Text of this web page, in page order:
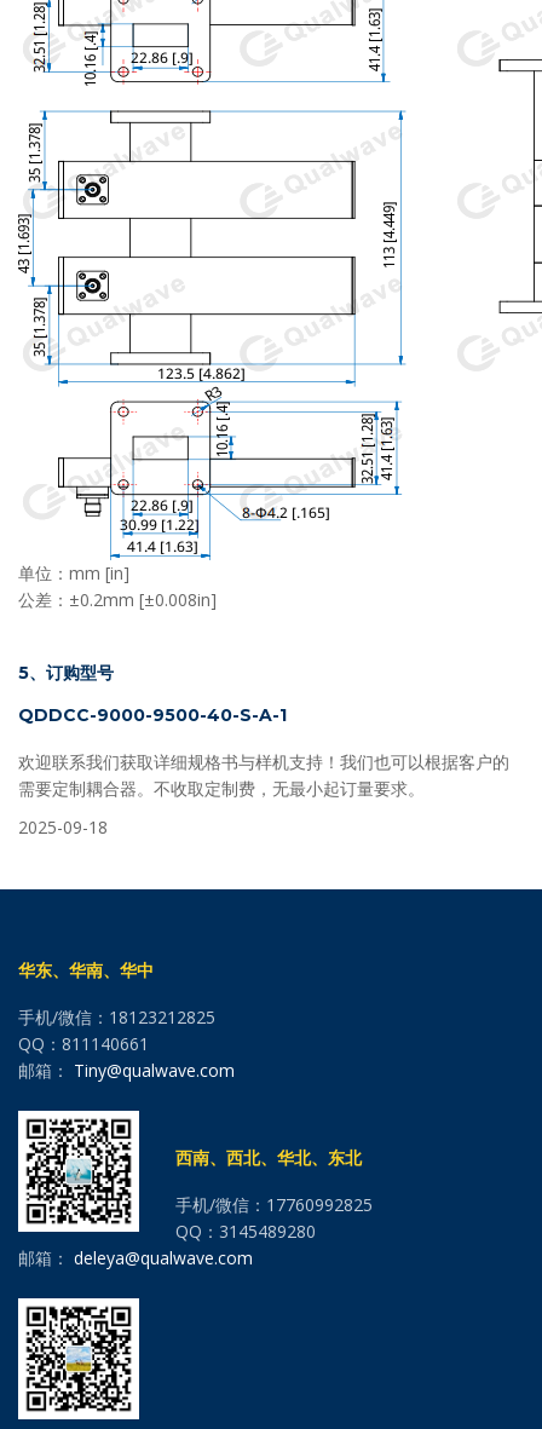
单位：mm [in]
公差：±0.2mm [±0.008in]
5、订购型号
QDDCC-9000-9500-40-S-A-1
欢迎联系我们获取详细规格书与样机支持！我们也可以根据客户的
需要定制耦合器。不收取定制费，无最小起订量要求。
2025-09-18
华东、华南、华中
手机/微信：18123212825
QQ：811140661
邮箱： Tiny@qualwave.com
西南、西北、华北、东北
手机/微信：17760992825
QQ：3145489280
邮箱： deleya@qualwave.com